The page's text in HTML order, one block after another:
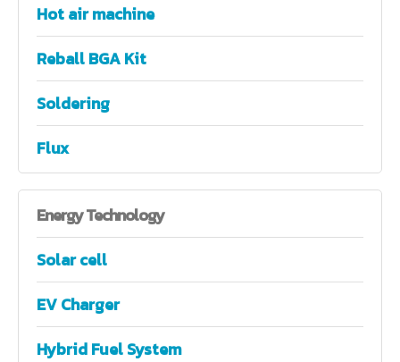
Hot air machine
Reball BGA Kit
Soldering
Flux
EnergyTechnology
Solar cell
EV Charger
Hybrid Fuel System